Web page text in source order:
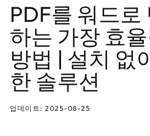
PDF를 워드로
하는 가장 효
방법 | 설치 없
한 솔루션
업데이트: 2025-08-25